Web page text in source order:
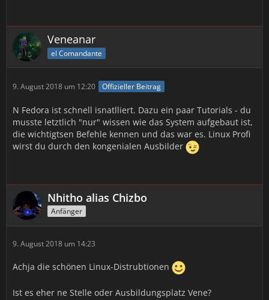
Veneanar
el Comandante
9. August 2018 um 12:20 Offizieller Beitrag
N Fedora ist schnell isnatlliert. Dazu ein paar Tutorials - du
musste letztlich "nur" wissen wie das System aufgebaut ist,
die wichtigtsen Befehle kennen und das war es. Linux Profi
wirst du durch den kongenialen Ausbilder
Nhitho alias Chizbo
Anfänger
9. August 2018 um 14:23
Achja die schönen Linux-Distrubtionen
Ist es eher ne Stelle oder Ausbildungsplatz Vene?